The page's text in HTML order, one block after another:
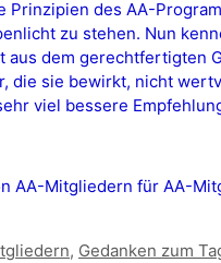
des AA-
zu stehen. Nun
dem gerechtfertigten
die sie bewirkt, nicht
viel bessere
AA-Mitgliedern für AA-
, Gedanken zum